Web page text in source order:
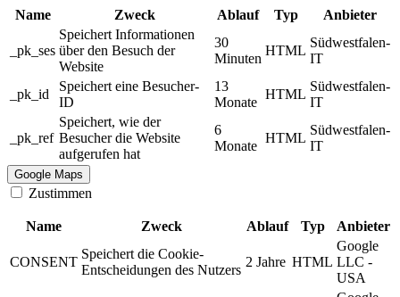
Name Zweck Ablauf Typ Anbieter
_pk_ses
Speichert Informationen
über den Besuch der
Website
30
Minuten
HTML
Südwestfalen-
IT
_pk_id
Speichert eine Besucher-
ID
13
Monate
HTML
Südwestfalen-
IT
_pk_ref
Speichert, wie der
Besucher die Website
aufgerufen hat
6
Monate
HTML
Südwestfalen-
IT
Google Maps
Zustimmen
Name Zweck Ablauf Typ Anbieter
CONSENT
Speichert die Cookie-
Entscheidungen des Nutzers
2 Jahre HTML
Google
LLC -
USA